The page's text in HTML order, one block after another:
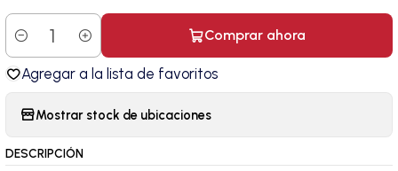
Cantidad
Comprar ahora
Agregar a la lista de favoritos
Mostrar stock de ubicaciones
DESCRIPCIÓN